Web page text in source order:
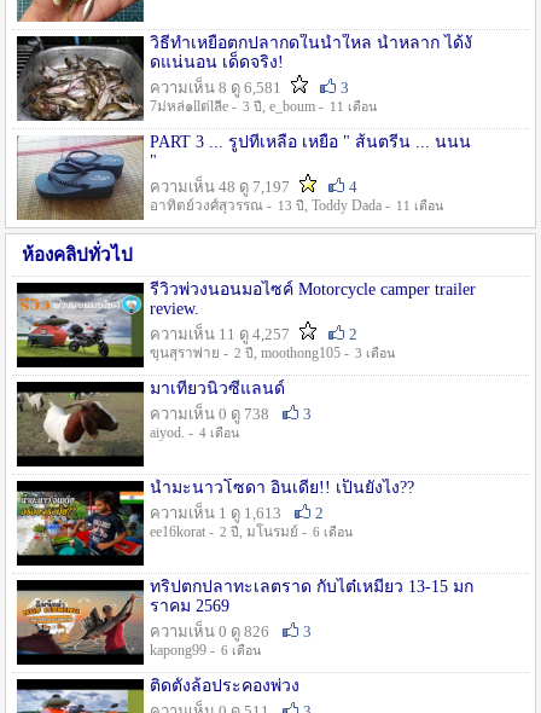
วิธีทำเหยื่อตกปลากดในน้ำใหล น้ำหลาก ได้งั
ดแน่นอน เด็ดจริง!
ความเห็น 8 ดู 6,581
3
7ม่หล่๑llต่lลีe - 3 ปี , e_boum - 11 เดือน
PART 3 ... รูปที่เหลือ เหยื่อ " ส้นตรีน ... นนน
"
ความเห็น 48 ดู 7,197
4
อาทิตย์วงศ์สุวรรณ - 13 ปี , Toddy Dada - 11 เดือน
ห้องคลิปทั่วไป
รีวิวพ่วงนอนมอไซค์ Motorcycle camper trailer
review.
ความเห็น 11 ดู 4,257
2
ขุนสุราพ่าย - 2 ปี , moothong105 - 3 เดือน
มาเที่ยวนิวซีแลนด์
ความเห็น 0 ดู 738
3
aiyod. - 4 เดือน
น้ำมะนาวโซดา อินเดีย!! เป็นยังไง??
ความเห็น 1 ดู 1,613
2
ee16korat - 2 ปี , มโนรมย์ - 6 เดือน
ทริปตกปลาทะเลตราด กับไต๋เหมี่ยว 13-15 มก
ราคม 2569
ความเห็น 0 ดู 826
3
kapong99 - 6 เดือน
ติดตั้งล้อประคองพ่วง